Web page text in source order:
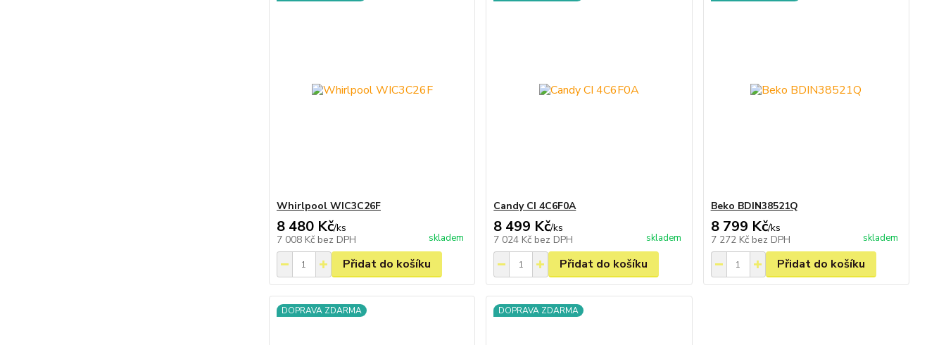
Whirlpool WIC3C26F
8 480 Kč/ks
7 008 Kč bez DPH skladem
Přidat do košíku
Candy CI 4C6F0A
8 499 Kč/ks
7 024 Kč bez DPH skladem
Přidat do košíku
Beko BDIN38521Q
8 799 Kč/ks
7 272 Kč bez DPH skladem
Přidat do košíku
DOPRAVA ZDARMA DOPRAVA ZDARMA